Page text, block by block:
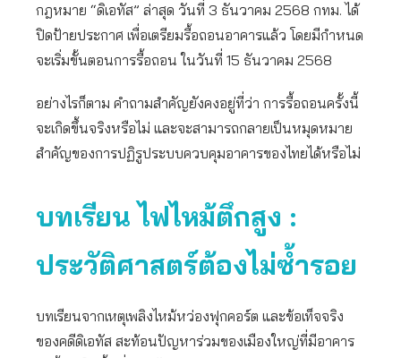
กฎหมาย “ดิเอทัส” ล่าสุด วันที่ 3 ธันวาคม 2568 กทม. ได้
ปิดป้ายประกาศ เพื่อเตรียมรื้อถอนอาคารแล้ว โดยมีกำหนด
จะเริ่มขั้นตอนการรื้อถอน ในวันที่ 15 ธันวาคม 2568
อย่างไรก็ตาม คำถามสำคัญยังคงอยู่ที่ว่า การรื้อถอนครั้งนี้
จะเกิดขึ้นจริงหรือไม่ และจะสามารถกลายเป็นหมุดหมาย
สำคัญของการปฏิรูประบบควบคุมอาคารของไทยได้หรือไม่
บทเรียน ไฟไหม้ตึกสูง :
ประวัติศาสตร์ต้องไม่ซ้ำรอย
บทเรียนจากเหตุเพลิงไหม้หว่องฟุกคอร์ต และข้อเท็จจริง
ของคดีดิเอทัส สะท้อนปัญหาร่วมของเมืองใหญ่ที่มีอาคาร